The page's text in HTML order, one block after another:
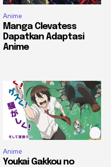
Anime
Manga Clevatess
Dapatkan Adaptasi
Anime
Anime
Youkai Gakkou no